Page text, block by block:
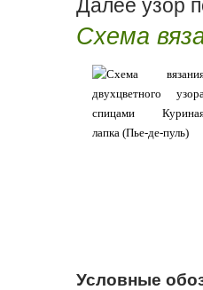
Далее узор
Схема
Условные